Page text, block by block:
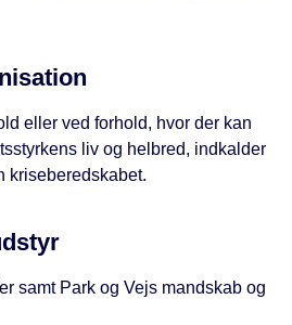
eller ved forhold, hvor der kan
liv og helbred, indkalder
kriseberedskabet.
samt Park og Vejs mandskab og